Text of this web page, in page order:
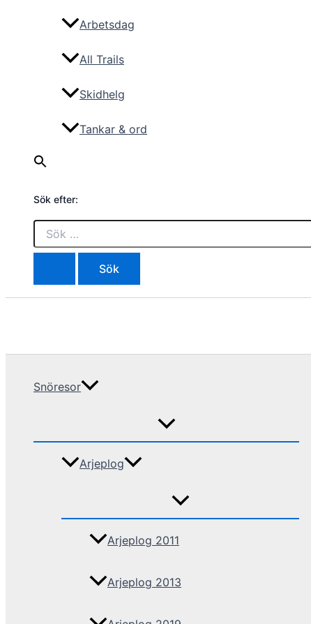
Arbetsdag
All Trails
Skidhelg
Tankar & ord
Sök efter:
Snöresor
Arjeplog
Arjeplog 2011
Arjeplog 2013